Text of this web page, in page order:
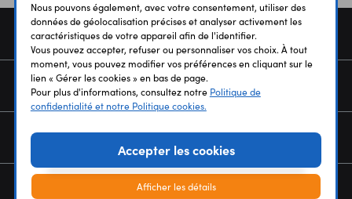
COMMANDE
SERVICES
NOUS CONNAÎTRE
NEWSLETTER
Nous pouvons également, avec votre consentement, utiliser des
données de géolocalisation précises et analyser activement les
caractéristiques de votre appareil afin de l'identifier.
Vous pouvez accepter, refuser ou personnaliser vos choix. À tout
moment, vous pouvez modifier vos préférences en cliquant sur le
lien « Gérer les cookies » en bas de page.
Pour plus d'informations, consultez notre Politique de
confidentialité et notre Politique cookies.
Accepter les cookies
Afficher les détails